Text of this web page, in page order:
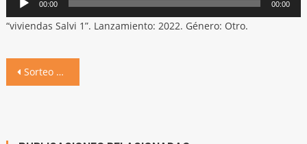
de
audio
00:00 00:00
“viviendas Salvi 1”. Lanzamiento: 2022. Género: Otro.
Navegación
Sorteo de ocho viviendas, otro sueño por cumplir: la casa propia